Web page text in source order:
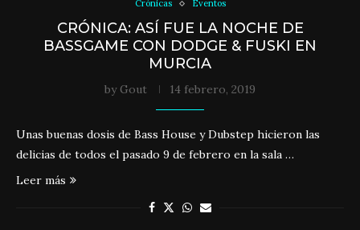
Crónicas Eventos
CRÓNICA: ASÍ FUE LA NOCHE DE
BASSGAME CON DODGE & FUSKI EN
MURCIA
by Gout 14 febrero, 2019
Unas buenas dosis de Bass House y Dubstep hicieron las
delicias de todos el pasado 9 de febrero en la sala …
Leer más